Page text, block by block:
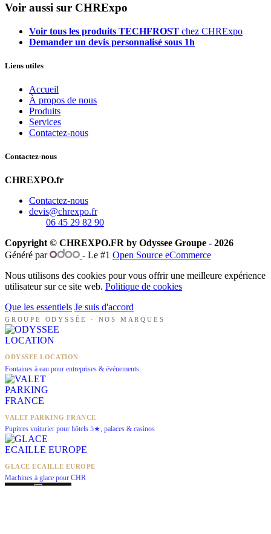
Voir aussi sur CHRExpo
Voir tous les produits TECHFROST chez CHRExpo
Demander un devis personnalisé sous 1h
Liens utiles
Accueil
À propos de nous
Produits
Services
Contactez-nous
Contactez-nous
CHREXPO.fr
Contactez-nous
devis@chrexpo.fr
06 45 29 82 90
Copyright © CHREXPO.FR by Odyssee Groupe - 2026
Généré par
- Le #1 Open Source eCommerce
Nous utilisons des cookies pour vous offrir une meilleure expérience
utilisateur sur ce site web. Politique de cookies
Que les essentiels Je suis d'accord
GROUPE ODYSSÉE · NOS MARQUES
ODYSSEE LOCATION
Fontaines à eau pour entreprises & événements
VALET PARKING FRANCE
Pupitres voiturier pour hôtels 5★, palaces & casinos
GLACE ECAILLE EUROPE
Machines à glace pour CHR